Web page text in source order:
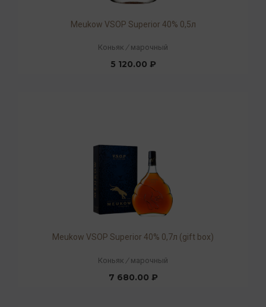
Meukow VSOP Superior 40% 0,5л
Коньяк / марочный
5 120.00 ₽
Meukow VSOP Superior 40% 0,7л (gift box)
Коньяк / марочный
7 680.00 ₽